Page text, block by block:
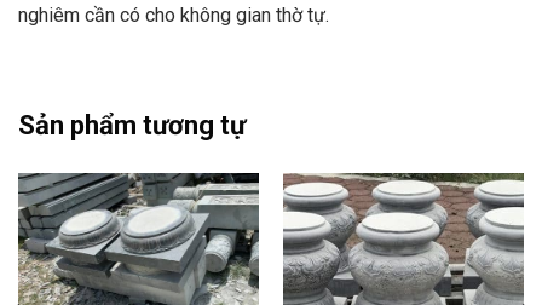
nghiêm cần có cho không gian thờ tự.
Sản phẩm tương tự